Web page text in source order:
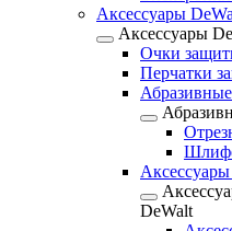
Аксессуары
Аксессуары
Очки
Перчатки
DeWalt